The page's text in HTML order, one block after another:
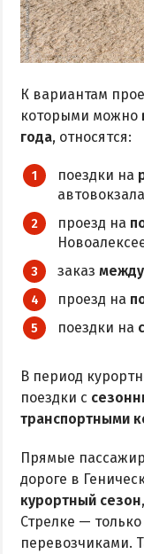
Соленые озера
Глицериновое
Аскания-Нова
Геническ
Генгорка
Счастливцево
Стрелковое
СТЕПАНОВКА
Веб-камеры в
Цены в
БЕРДЯНСК
Веб-камеры
Цены в
К вариантам
которыми можно
года, относятся:
поездки на
проезд на
заказ
проезд на
поездки на
В период
поездки с
транспортными
Прямые
дороге в
курортный сезон
Стрелке —
перевозчиками.